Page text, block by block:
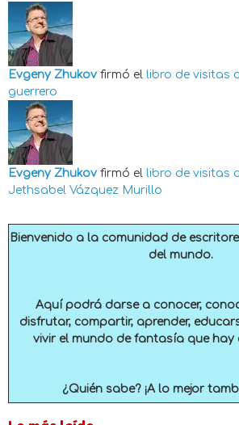
Evgeny Zhukov firmó el libro de visitas
guerrero
Evgeny Zhukov firmó el libro de visitas
Jethsabel Vázquez Murillo
Bienvenido a la comunidad de
del mundo.
Aquí podrá darse a conocer,
disfrutar, compartir, aprender,
vivir el mundo de fantasía que
¿Quién sabe? ¡A lo mejor